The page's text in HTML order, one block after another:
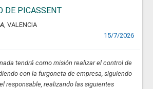
DE PICASSENT
, VALENCIA
15/7/2026
tendrá como misión realizar el control de
con la furgoneta de empresa, siguiendo
responsable, realizando las siguientes